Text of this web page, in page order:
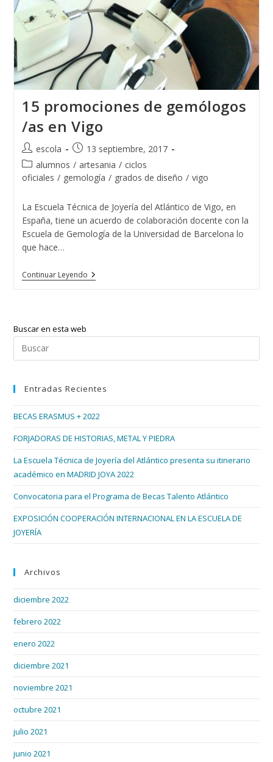
15 promociones de gemólogos
/as en Vigo
Autor
de
la
escola
Publicación
de
la
entrada:
13 septiembre, 2017
Categoría
de
entrada:
alumnos / artesania / ciclos
oficiales / gemología / grados de diseño / vigo
La Escuela Técnica de Joyería del Atlántico de Vigo, en
España, tiene un acuerdo de colaboración docente con la
Escuela de Gemología de la Universidad de Barcelona lo
que hace…
Continuar Leyendo15
Promociones
Buscar en esta web
Entradas Recientes
BECAS ERASMUS + 2022
FORJADORAS DE HISTORIAS, METAL Y PIEDRA
La Escuela Técnica de Joyería del Atlántico presenta su itinerario
académico en MADRID JOYA 2022
Convocatoria para el Programa de Becas Talento Atlántico
EXPOSICIÓN COOPERACIÓN INTERNACIONAL EN LA ESCUELA DE
JOYERÍA
Archivos
diciembre 2022
febrero 2022
enero 2022
diciembre 2021
noviembre 2021
octubre 2021
julio 2021
junio 2021